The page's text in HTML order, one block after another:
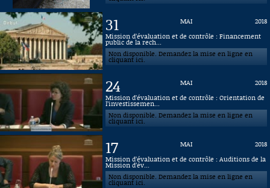
31 MAI
2018
Mission d’évaluation et de contrôle : Financement
public de la rech...
Non disponible. Demandez la mise en ligne en
cliquant ici.
24 MAI
2018
Mission d’évaluation et de contrôle : Orientation de
l’investissemen...
Non disponible. Demandez la mise en ligne en
cliquant ici.
17 MAI
2018
Mission d’évaluation et de contrôle : Auditions de la
Mission d’év...
Non disponible. Demandez la mise en ligne en
cliquant ici.